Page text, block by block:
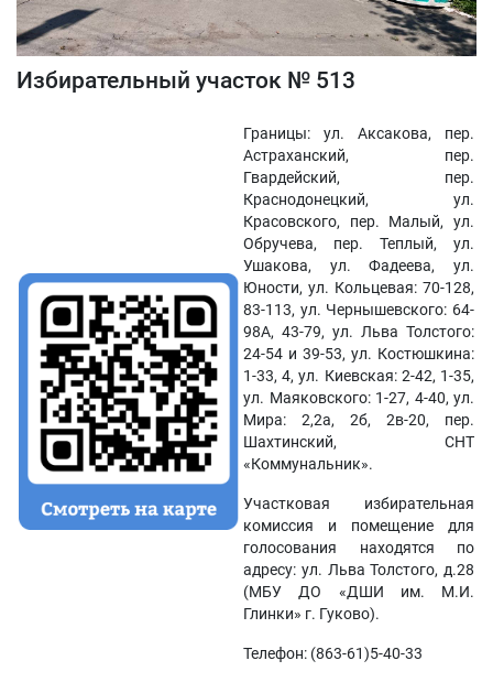
Избирательный участок № 513
Границы: ул. Аксакова, пер.
Астраханский, пер.
Гвардейский, пер.
Краснодонецкий, ул.
Красовского, пер. Малый, ул.
Обручева, пер. Теплый, ул.
Ушакова, ул. Фадеева, ул.
Юности, ул. Кольцевая: 70-128,
83-113, ул. Чернышевского: 64-
98А, 43-79, ул. Льва Толстого:
24-54 и 39-53, ул. Костюшкина:
1-33, 4, ул. Киевская: 2-42, 1-35,
ул. Маяковского: 1-27, 4-40, ул.
Мира: 2,2а, 2б, 2в-20, пер.
Шахтинский, СНТ
«Коммунальник».
Участковая избирательная
комиссия и помещение для
голосования находятся по
адресу: ул. Льва Толстого, д.28
(МБУ ДО «ДШИ им. М.И.
Глинки» г. Гуково).
Телефон: (863-61)5-40-33